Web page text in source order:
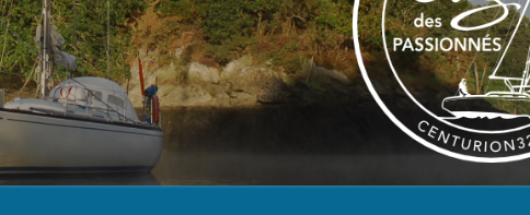
CENTURION
32
Le Blog
Des
Passionnés